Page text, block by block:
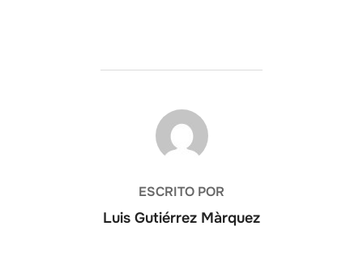
AUTOR DE LA PUBLICACIÓN
ESCRITO POR
Luis Gutiérrez Màrquez